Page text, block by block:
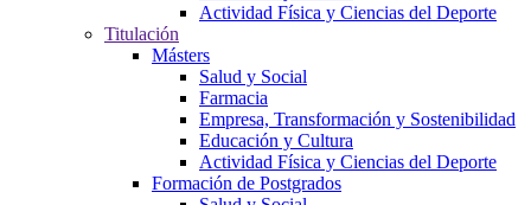
Actividad Física y Ciencias del Deporte
Titulación
Másters
Salud y Social
Farmacia
Empresa, Transformación y Sostenibilidad
Educación y Cultura
Actividad Física y Ciencias del Deporte
Formación de Postgrados